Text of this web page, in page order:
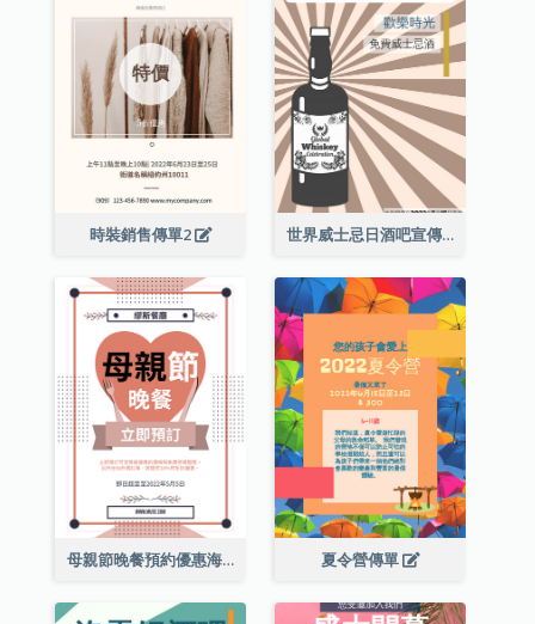
時裝銷售傳單2 世界威士忌日酒吧宣傳傳單
母親節晚餐預約優惠海報 夏令營傳單